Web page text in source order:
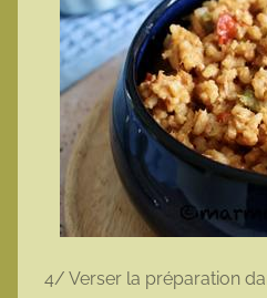
4/ Verser la préparation